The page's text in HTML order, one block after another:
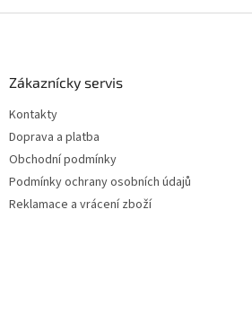
Zákaznícky servis
Kontakty
Doprava a platba
Obchodní podmínky
Podmínky ochrany osobních údajů
Reklamace a vrácení zboží